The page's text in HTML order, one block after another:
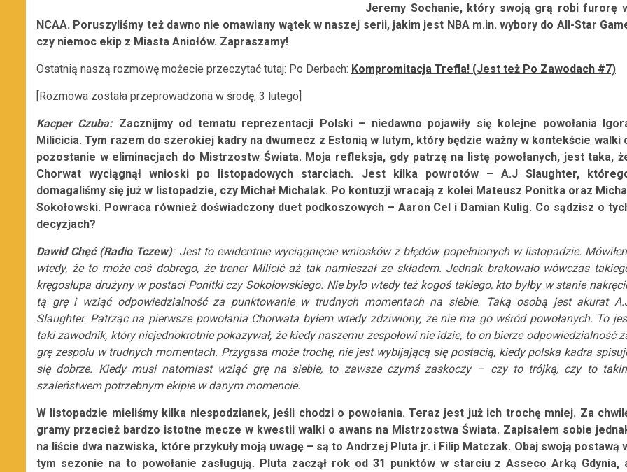
Jeremy Sochanie, który swoją grą robi furorę
NCAA. Poruszyliśmy też dawno nie omawiany wątek w naszej serii, jakim jest NBA m.in. wybory do All-Star
czy niemoc ekip z Miasta Aniołów. Zapraszamy!
Ostatnią naszą rozmowę możecie przeczytać tutaj: Po Derbach: Kompromitacja Trefla! (Jest też Po Zawodach #7)
[Rozmowa została przeprowadzona w środę, 3 lutego]
Kacper Czuba:Zacznijmy od tematu reprezentacji Polski – niedawno pojawiły się kolejne powołania
Milicicia. Tym razem do szerokiej kadry na dwumecz z Estonią w lutym, który będzie ważny w kontekście walki
pozostanie w eliminacjach do Mistrzostw Świata. Moja refleksja, gdy patrzę na listę powołanych, jest taka,
Chorwat wyciągnął wnioski po listopadowych starciach. Jest kilka powrotów – A.J Slaughter,
domagaliśmy się już w listopadzie, czy Michał Michalak. Po kontuzji wracają z kolei Mateusz Ponitka oraz
Sokołowski. Powraca również doświadczony duet podkoszowych – Aaron Cel i Damian Kulig. Co sądzisz o
decyzjach?
Dawid Chęć (Radio Tczew): Jest to ewidentnie wyciągnięcie wniosków z błędów popełnionych w listopadzie.
wtedy, że to może coś dobrego, że trener Milicić aż tak namieszał ze składem. Jednak brakowało wówczas
kręgosłupa drużyny w postaci Ponitki czy Sokołowskiego. Nie było wtedy też kogoś takiego, kto byłby w stanie
tą grę i wziąć odpowiedzialność za punktowanie w trudnych momentach na siebie. Taką osobą jest akurat
Slaughter. Patrząc na pierwsze powołania Chorwata byłem wtedy zdziwiony, że nie ma go wśród powołanych. To
taki zawodnik, który niejednokrotnie pokazywał, że kiedy naszemu zespołowi nie idzie, to on bierze odpowiedzialność
grę zespołu w trudnych momentach. Przygasa może trochę, nie jest wybijającą się postacią, kiedy polska kadra
się dobrze. Kiedy musi natomiast wziąć grę na siebie, to zawsze czymś zaskoczy – czy to trójką, czy to
szaleństwem potrzebnym ekipie w danym momencie.
W listopadzie mieliśmy kilka niespodzianek, jeśli chodzi o powołania. Teraz jest już ich trochę mniej. Za
gramy przecież bardzo istotne mecze w kwestii walki o awans na Mistrzostwa Świata. Zapisałem sobie
na liście dwa nazwiska, które przykuły moją uwagę – są to Andrzej Pluta jr. i Filip Matczak. Obaj swoją postawą
tym sezonie na to powołanie zasługują. Pluta zaczął rok od 31 punktów w starciu z Asseco Arką Gdynia,